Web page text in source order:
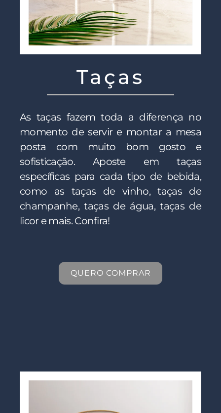
Taças
As taças fazem toda a diferença no
momento de servir e montar a mesa
posta com muito bom gosto e
sofisticação. Aposte em taças
específicas para cada tipo de bebida,
como as taças de vinho, taças de
champanhe, taças de água, taças de
licor e mais. Confira!
QUERO COMPRAR
QUERO COMPRAR